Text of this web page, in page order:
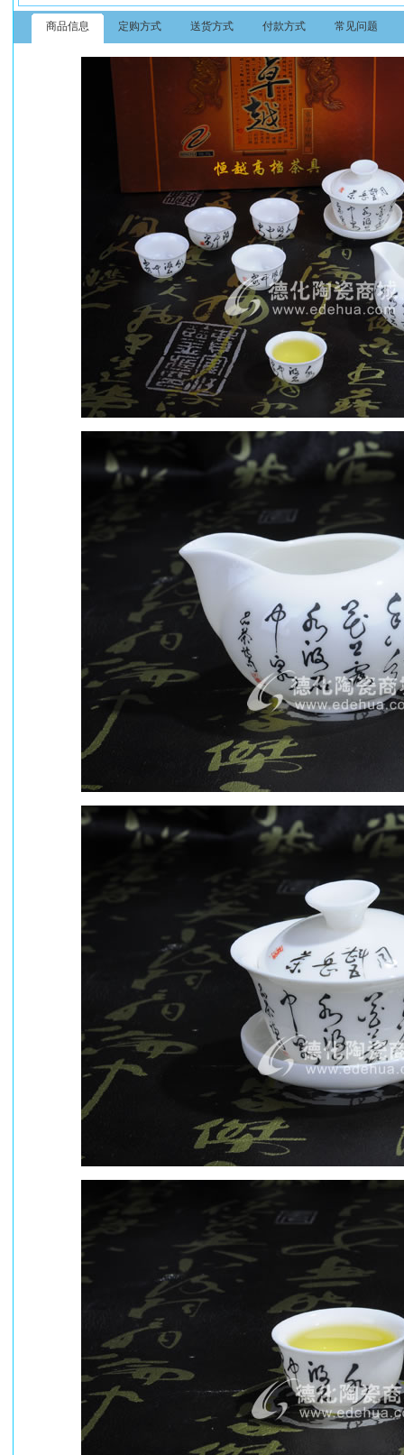
商品信息 定购方式 送货方式 付款方式 常见问题